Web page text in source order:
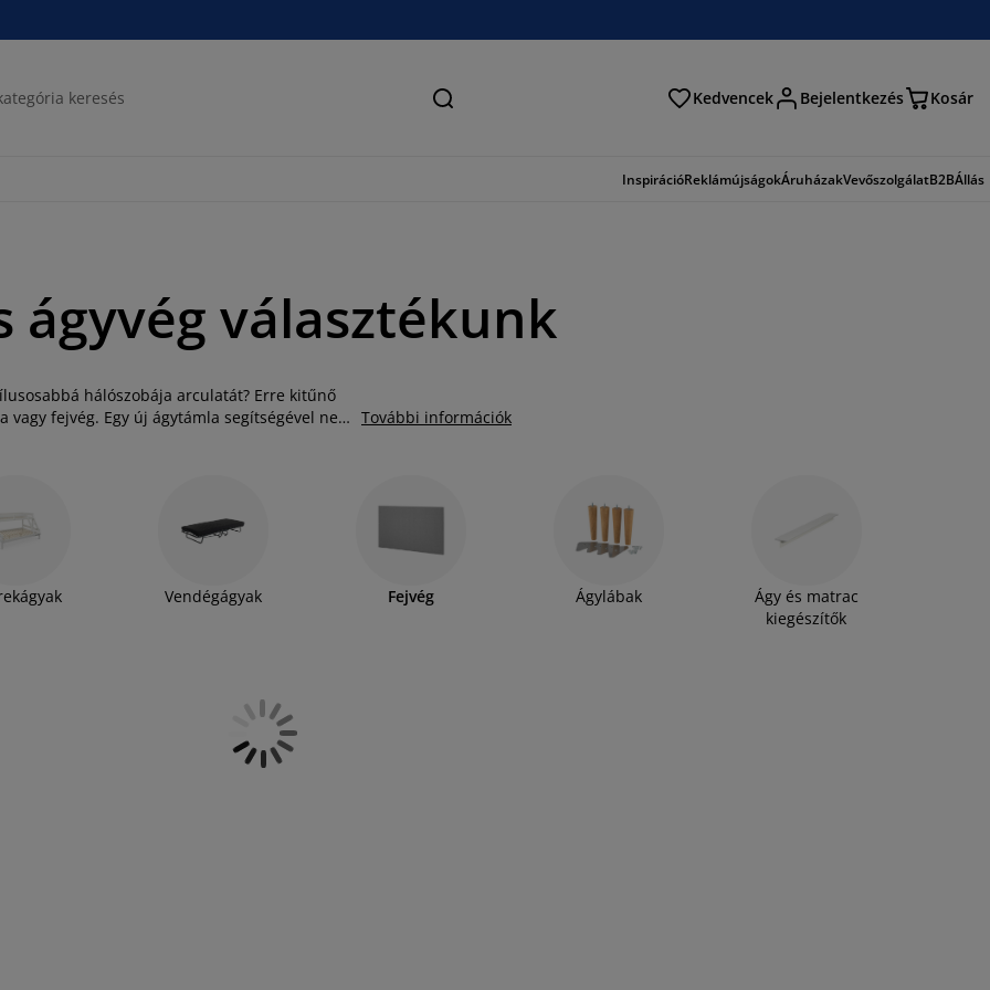
Keresés Kedvencek Bejelentkezés Kosár
InspirációReklámújságokÁruházakVevőszolgálatB2BÁllás
ágyvég választékunk
hálószobája arculatát? Erre kitűnő
fejvég. Egy új ágytámla segítségével nem
pedig a falat is megvédheti a kopástól. Ha
tévézni, vagy egyszerűen csak relaxálni,
További információk
Vendégágyak Fejvég Ágylábak
Ágy és matrac
kiegészítők